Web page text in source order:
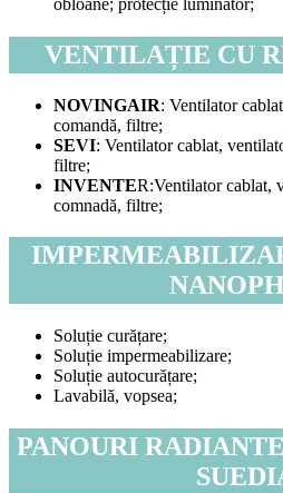
VENTILAȚIE CU
NOVINGAIR: Ventilator
comandă, filtre;
SEVI: Ventilator cablat,
filtre;
INVENTER:Ventilator cablat,
comnadă, filtre;
Soluție curățare;
Soluție impermeabilizare;
Soluție autocurățare;
Lavabilă, vopsea;
PANOURI